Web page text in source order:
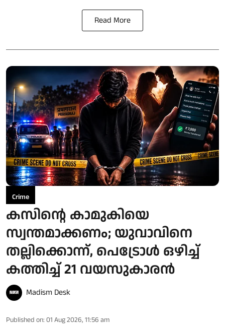
Read More
Crime
കസിന്റെ കാമുകിയെ
സ്വന്തമാക്കണം; യുവാവിനെ
തല്ലിക്കൊന്ന്, പെട്രോള്‍ ഒഴിച്ച്
കത്തിച്ച് 21 വയസുകാരൻ
Madism Desk
Published on: 01 Aug 2026, 11:56 am